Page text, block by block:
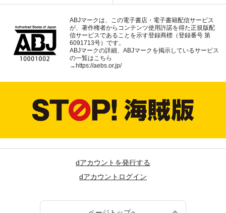
ABJマークは、この電子書店・電子書籍配信サービス
が、著作権者からコンテンツ使用許諾を得た正規版配
信サービスであることを示す登録商標（登録番号 第
6091713号）です。
ABJマークの詳細、ABJマークを掲示しているサービス
の一覧はこちら
→ https://aebs.or.jp/
dアカウントを発行する
dアカウントログイン